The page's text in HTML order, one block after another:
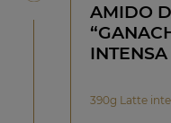
AMIDO
390g Latte